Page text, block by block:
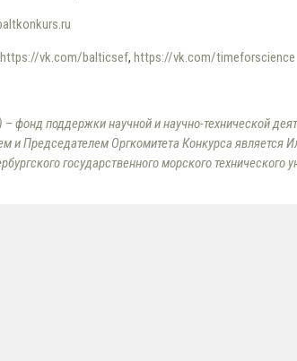
https://vk.com/balticsef, https://vk.com/timeforscience
фонд поддержки научной и научно-технической
и Председателем Оргкомитета Конкурса
государственного морского